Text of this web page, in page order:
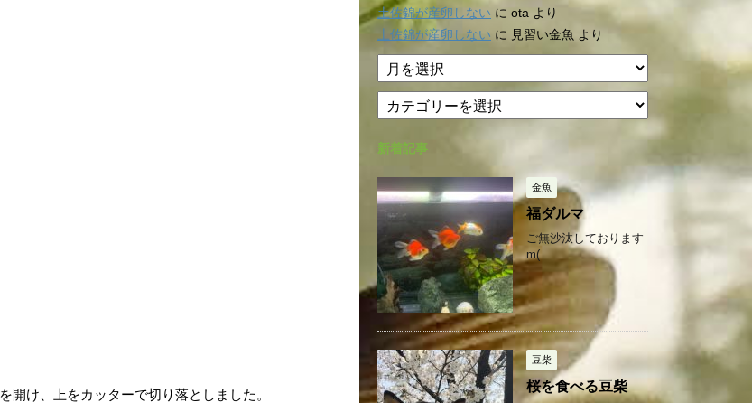
を開け、上をカッターで切り落としました。
土佐錦が産卵しない に ota より
土佐錦が産卵しない に 見習い金魚 より
ア
ー
イ
テ
リ
ー
新着記事
金魚
福ダルマ
ご無沙汰しております
m( ...
豆柴
桜を食べる豆柴